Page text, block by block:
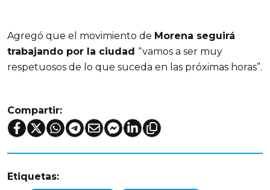
Agregó que el movimiento de Morena seguirá
trabajando por la ciudad “vamos a ser muy
respetuosos de lo que suceda en las próximas horas”.
Compartir:
Etiquetas: